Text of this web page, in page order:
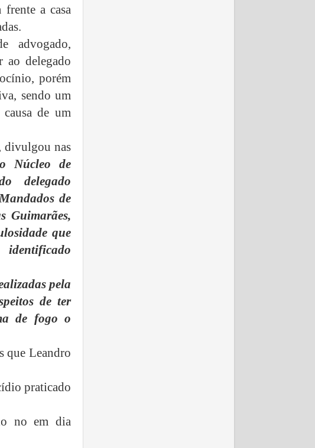
a casa
advogado,
ao delegado
porém
sendo um
de um
divulgou nas
Núcleo de
delegado
de
Guimarães,
que
pela
de ter
de fogo o
que Leandro
praticado
no em dia